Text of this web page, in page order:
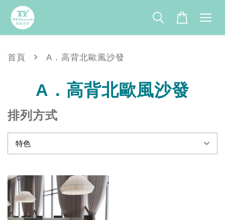
首頁 › A．高背北歐風沙發
A．高背北歐風沙發
排列方式